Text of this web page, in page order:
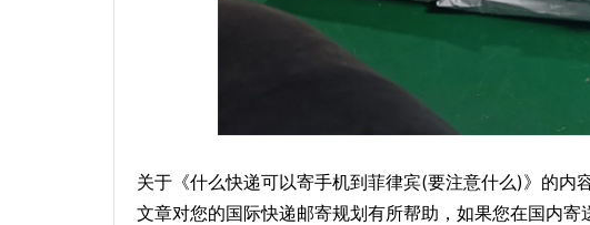
关于《什么快递可以寄手机到菲律宾(要注意什么)》的内
文章对您的国际快递邮寄规划有所帮助，如果您在国内